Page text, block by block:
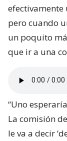
efectivamente
pero cuando
un poquito
que ir a una
“Uno
La comisión
le va a decir